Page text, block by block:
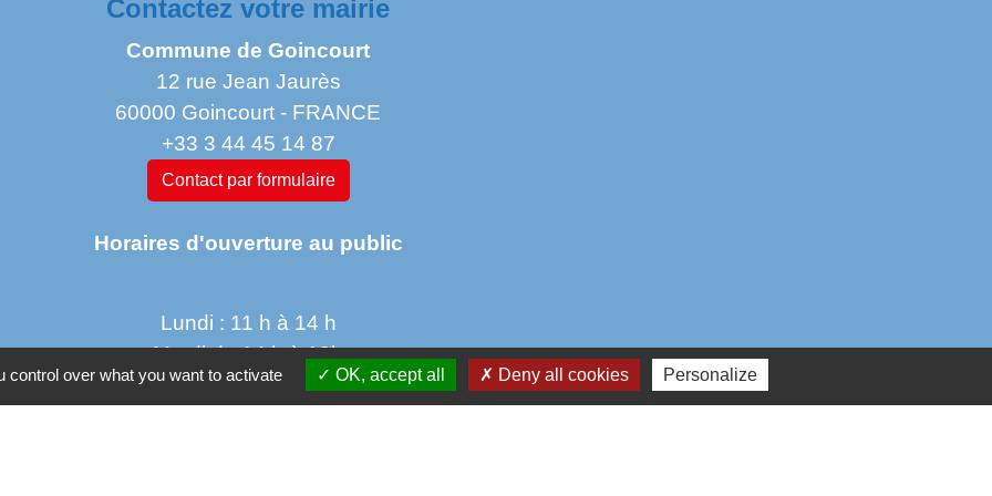
Contactez votre mairie
Commune de Goincourt
12 rue Jean Jaurès
60000 Goincourt - FRANCE
+33 3 44 45 14 87
Contact par formulaire
Horaires d'ouverture au public
Lundi : 11 h à 14 h
Mardi de 14 h à 18h
jeudi de 14 h à 17 h 30
over what you want to activate OK, accept all Deny all cookies Personalize